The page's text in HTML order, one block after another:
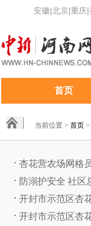
安徽|北京|重庆|
首页
当前位置 > 首页 >
杏花营农场网格
防溺护安全 社区
开封市示范区杏
开封市示范区杏